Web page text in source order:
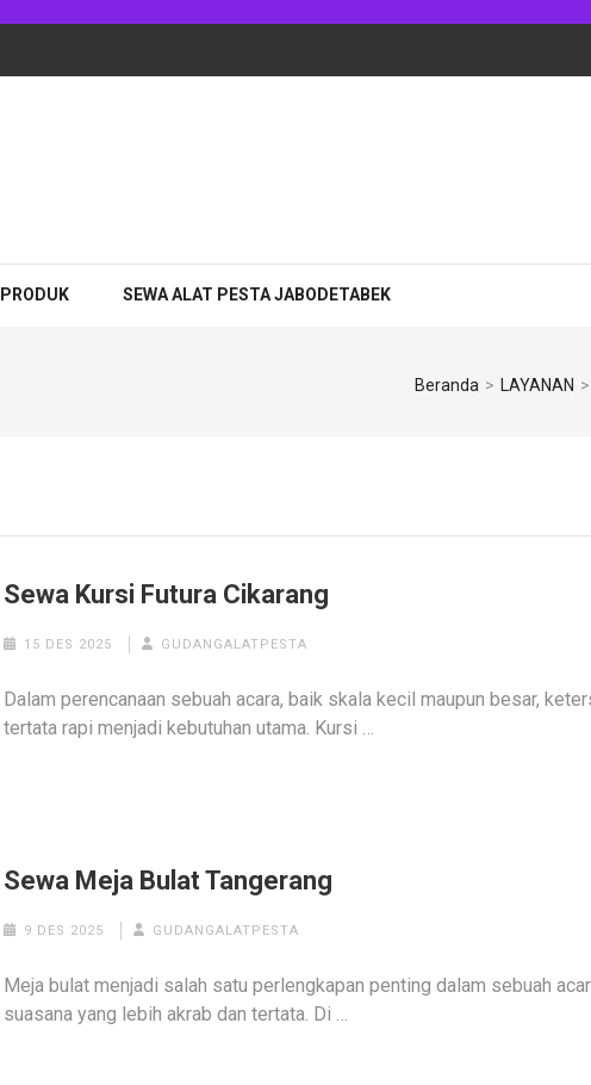
PRODUK SEWA ALAT PESTA JABODETABEK
Beranda > LAYANAN >
Sewa Kursi Futura Cikarang
15 DES 2025 GUDANGALATPESTA
Dalam perencanaan sebuah acara, baik skala kecil maupun besar,
tertata rapi menjadi kebutuhan utama. Kursi …
Sewa Meja Bulat Tangerang
9 DES 2025 GUDANGALATPESTA
Meja bulat menjadi salah satu perlengkapan penting dalam sebuah
suasana yang lebih akrab dan tertata. Di …